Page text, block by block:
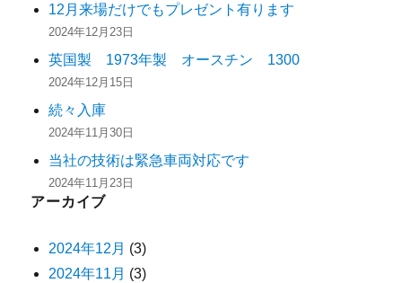
12月来場だけでもプレゼント有ります
2024年12月23日
英国製 1973年製 オースチン 1300
2024年12月15日
続々入庫
2024年11月30日
当社の技術は緊急車両対応です
2024年11月23日
アーカイブ
2024年12月 (3)
2024年11月 (3)